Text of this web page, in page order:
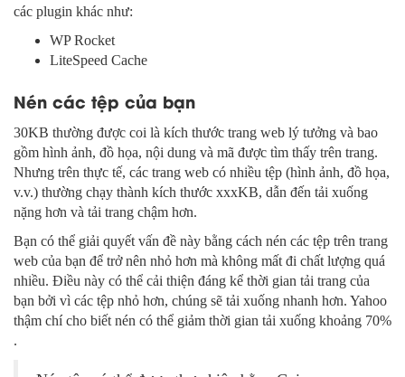
các plugin khác như:
WP Rocket
LiteSpeed Cache
Nén các tệp của bạn
30KB thường được coi là kích thước trang web lý tưởng và bao
gồm hình ảnh, đồ họa, nội dung và mã được tìm thấy trên trang.
Nhưng trên thực tế, các trang web có nhiều tệp (hình ảnh, đồ họa,
v.v.) thường chạy thành kích thước xxxKB, dẫn đến tải xuống
nặng hơn và tải trang chậm hơn.
Bạn có thể giải quyết vấn đề này bằng cách nén các tệp trên trang
web của bạn để trở nên nhỏ hơn mà không mất đi chất lượng quá
nhiều. Điều này có thể cải thiện đáng kể thời gian tải trang của
bạn bởi vì các tệp nhỏ hơn, chúng sẽ tải xuống nhanh hơn. Yahoo
thậm chí cho biết nén có thể giảm thời gian tải xuống khoảng 70%
.